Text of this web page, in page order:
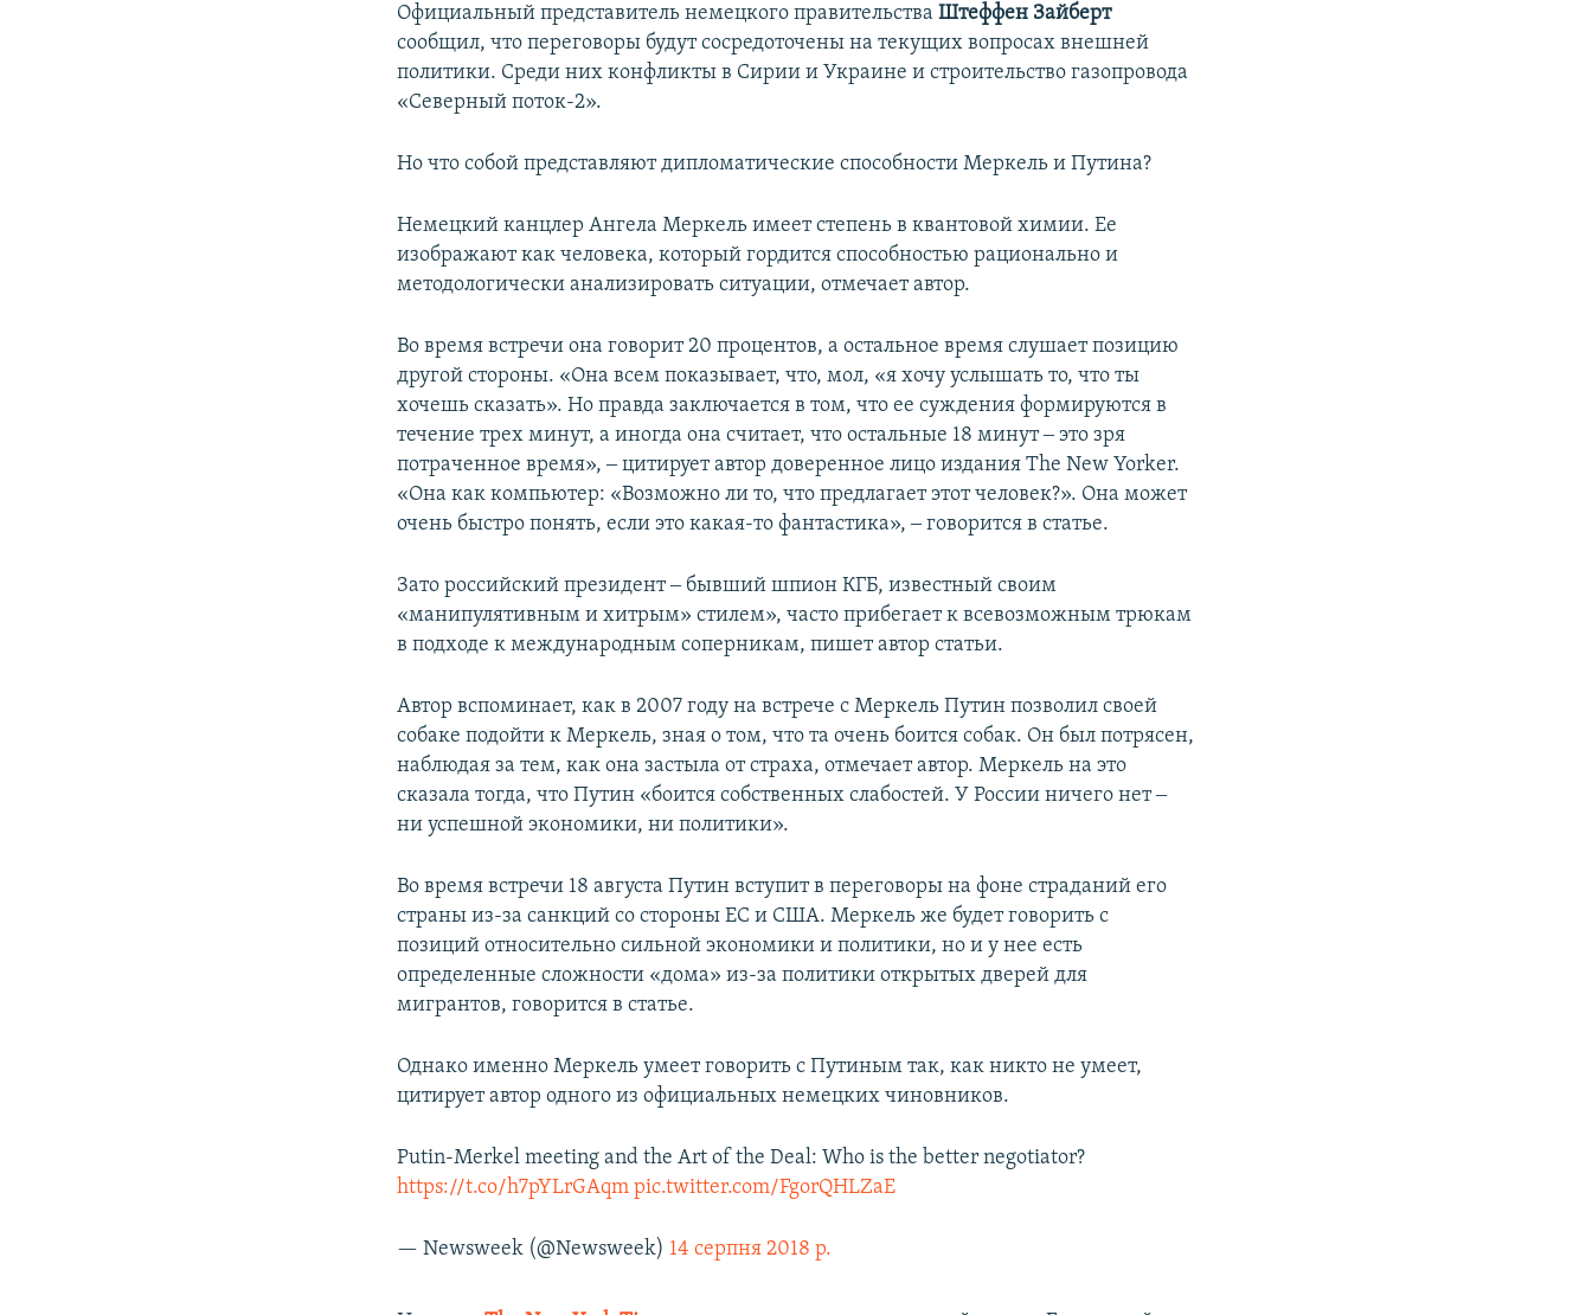
Официальный представитель немецкого правительстваШтеффен Зайберт
сообщил, что переговоры будут сосредоточены на текущих вопросах внешней
политики. Среди них конфликты в Сирии и Украине и строительство газопровода
«Северный поток-2».
Но что собой представляют дипломатические способности Меркель и Путина?
Немецкий канцлер Ангела Меркель имеет степень в квантовой химии. Ее
изображают как человека, который гордится способностью рационально и
методологически анализировать ситуации, отмечает автор.
Во время встречи она говорит 20 процентов, а остальное время слушает позицию
другой стороны. «Она всем показывает, что, мол, «я хочу услышать то, что ты
хочешь сказать». Но правда заключается в том, что ее суждения формируются в
течение трех минут, а иногда она считает, что остальные 18 минут ‒ это зря
потраченное время», ‒ цитирует автор доверенное лицо издания The New Yorker.
«Она как компьютер: «Возможно ли то, что предлагает этот человек?». Она может
очень быстро понять, если это какая-то фантастика», ‒ говорится в статье.
Зато российский президент ‒ бывший шпион КГБ, известный своим
«манипулятивным и хитрым» стилем», часто прибегает к всевозможным трюкам
в подходе к международным соперникам, пишет автор статьи.
Автор вспоминает, как в 2007 году на встрече с Меркель Путин позволил своей
собаке подойти к Меркель, зная о том, что та очень боится собак. Он был потрясен,
наблюдая за тем, как она застыла от страха, отмечает автор. Меркель на это
сказала тогда, что Путин «боится собственных слабостей. У России ничего нет ‒
ни успешной экономики, ни политики».
Во время встречи 18 августа Путин вступит в переговоры на фоне страданий его
страны из-за санкций со стороны ЕС и США. Меркель же будет говорить с
позиций относительно сильной экономики и политики, но и у нее есть
определенные сложности «дома» из-за политики открытых дверей для
мигрантов, говорится в статье.
Однако именно Меркель умеет говорить с Путиным так, как никто не умеет,
цитирует автор одного из официальных немецких чиновников.
Putin-Merkel meeting and the Art of the Deal: Who is the better negotiator?
https://t.co/h7pYLrGAqm pic.twitter.com/FgorQHLZaE
— Newsweek (@Newsweek) 14 серпня 2018 р.